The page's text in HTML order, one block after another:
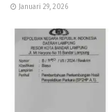
Januari 29, 2026